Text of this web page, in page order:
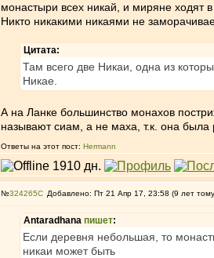
монастыри всех никай, и миряне ходят в
Никто никакими никаями не
Цитата:
Там всего две Никаи, одна из
Никае.
А на Ланке большинство монахов
называют сиам, а не маха, т.к. она была
Ответы на этот пост: Hermann
№324265 Добавлено: Пт 21 Апр 17, 23:58 (9 лет
Antaradhana пишет:
Если деревня небольшая, то
никаи может быть